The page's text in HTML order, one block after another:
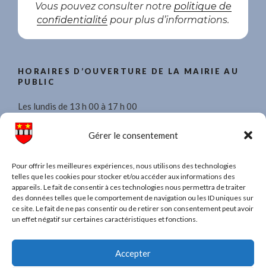
Gérer le consentement
Pour offrir les meilleures expériences, nous utilisons des technologies
telles que les cookies pour stocker et/ou accéder aux informations des
appareils. Le fait de consentir à ces technologies nous permettra de traiter
des données telles que le comportement de navigation ou les ID uniques sur
ce site. Le fait de ne pas consentir ou de retirer son consentement peut avoir
un effet négatif sur certaines caractéristiques et fonctions.
Accepter
Vous pouvez consulter notre politique de
confidentialité pour plus d’informations.
HORAIRES D’OUVERTURE DE LA MAIRIE AU
PUBLIC
Les lundis de 13 h 00 à 17 h 00
Les mercredis de 8 h 30 à 11 h 30 et de 13 h 00 à 17 h 00.
Les vendredis de 13 h 00 à 17 h 00
TAPEZ UN MOT POUR RECHERCHER DANS
TOUT LE SITE